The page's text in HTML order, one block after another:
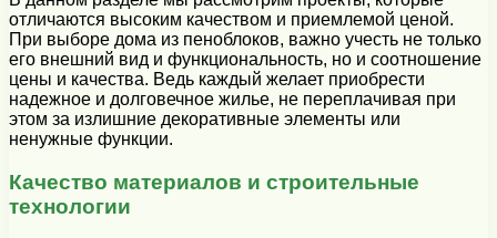
отличаются высоким качеством и приемлемой ценой.
При выборе дома из пеноблоков, важно учесть не только
его внешний вид и функциональность, но и соотношение
цены и качества. Ведь каждый желает приобрести
надежное и долговечное жилье, не переплачивая при
этом за излишние декоративные элементы или
ненужные функции.
Качество материалов и строительные
технологии